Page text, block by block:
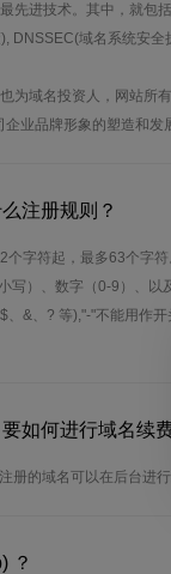
先进技术。其中，就包
DNSSEC(域名系统安全
为域名投资人，网站所
业品牌形象的塑造和发
注册规则？
字符起，最多63个字符
写）、数字（0-9）、以
&、? 等),"-"不能用作
如何进行域名续
册的域名可以在后台进行
？